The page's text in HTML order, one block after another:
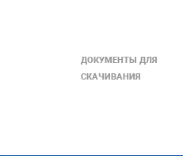
ДОКУМЕНТЫ ДЛЯ
СКАЧИВАНИЯ